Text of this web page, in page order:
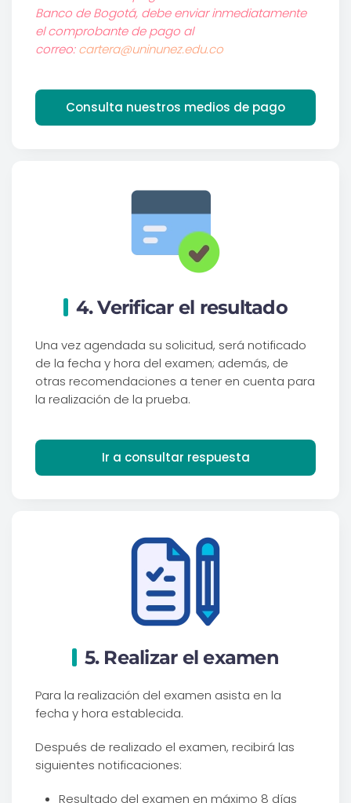
Banco de Bogotá, debe enviar inmediatamente
el comprobante de pago al
correo:cartera@uninunez.edu.co
Consulta nuestros medios de pago
4. Verificar el resultado
Una vez agendada su solicitud, será notificado
de la fecha y hora del examen; además, de
otras recomendaciones a tener en cuenta para
la realización de la prueba.
Ir a consultar respuesta
5. Realizar el examen
Para la realización del examen asista en la
fecha y hora establecida.
Después de realizado el examen, recibirá las
siguientes notificaciones:
Resultado del examen en máximo 8 días